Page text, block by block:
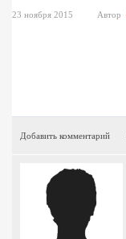
23 ноября 2015 Автор
Добавить комментарий